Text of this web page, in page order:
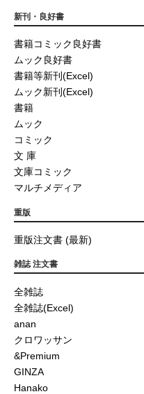
新刊・良好書
書籍コミック良好書
ムック良好書
書籍等新刊(Excel)
ムック新刊(Excel)
書籍
ムック
コミック
文 庫
文庫コミック
マルチメディア
重版
重版注文書 (最新)
雑誌 注文書
全雑誌
全雑誌(Excel)
anan
クロワッサン
&Premium
GINZA
Hanako